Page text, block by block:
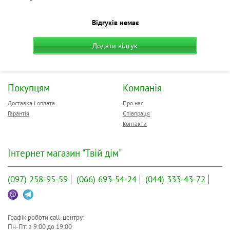
Відгуків немає
Додати відгук
Покупцям
Доставка і оплата
Гарантія
Компанія
Про нас
Співпраця
Контакти
Інтернет магазин "Твій дім"
(097) 258-95-59 (066) 693-54-24 (044) 333-43-72
Графік роботи call-центру:
Пн-Пт: з 9:00до 19:00